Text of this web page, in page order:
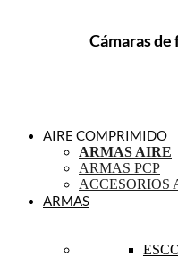
Cámaras
AIRE COMPRIMIDO
ARMAS AIRE
ARMAS PCP
ACCESORIOS
ARMAS